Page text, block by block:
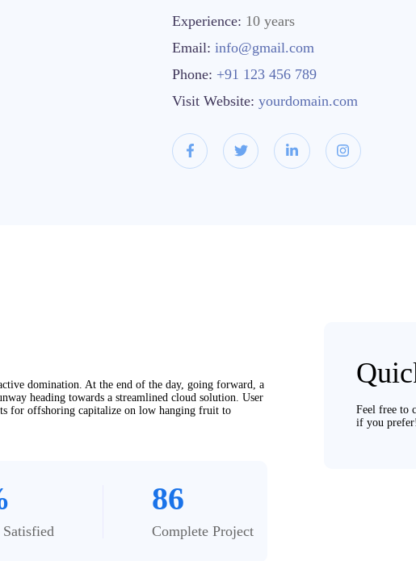
Experience: 10 years
Email: info@gmail.com
Phone: +91 123 456 789
Visit Website: yourdomain.com
domination. At the end of the day, going forward, a
heading towards a streamlined cloud solution. User
for offshoring capitalize on low hanging fruit to
86
Complete Project
Feel free to
if you prefer!